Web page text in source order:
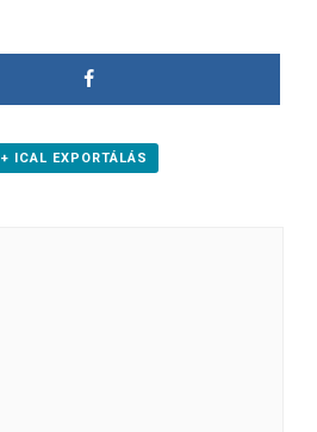
+ ICAL EXPORTÁLÁS